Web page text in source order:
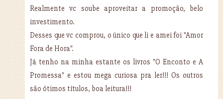
Realmente vc soube aproveitar a promoção, belo
investimento.
Desses que vc comprou, o único que li e amei foi "Amor
Fora de Hora".
Já tenho na minha estante os livros "O Enconto e A
Promessa" e estou mega curiosa pra ler!!! Os outros
são ótimos títulos, boa leitura!!!